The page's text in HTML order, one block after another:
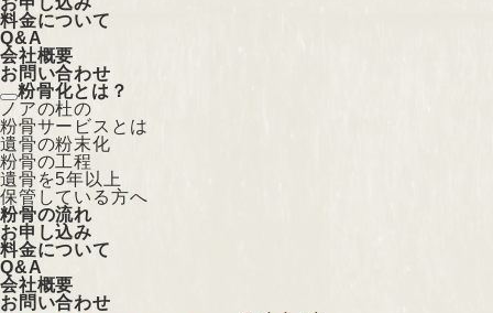
料金について
Q&A
会社概要
お問い合わせ
粉骨化とは？
ノアの杜の
粉骨サービスとは
遺骨の粉末化
粉骨の工程
遺骨を5年以上
保管している方へ
粉骨の流れ
お申し込み
料金について
Q&A
会社概要
お問い合わせ